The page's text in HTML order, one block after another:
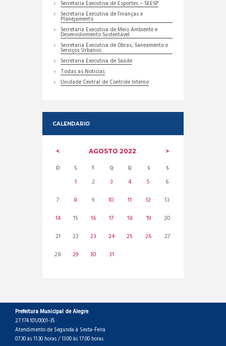
Secretaria Executiva de Esportes – SEESP
Secretaria Executiva de Finanças e
Planejamento
Secretaria Executiva de Meio Ambiente e
Desenvolvimento Sustentável
Secretaria Executiva de Obras, Saneamento e
Serviços Urbanos
Secretaria Executiva de Saúde
Todas as Noticias
Unidade Central de Controle Interno
CALENDARIO
AGOSTO 2022
D S T Q Q S S
1 2 3 4 5
6
7
8 9 10 11 12
13
14
15 16 17 18 19
20
21
22 23 24 25 26
27
28
29 30 31
Prefeitura Municipal de Alegre
27.174.101/0001-35
Atendimento de Segunda à Sexta-Feira
07:30 às 11:30 horas / 13:00 às 17:00 horas